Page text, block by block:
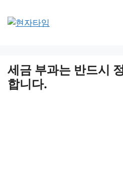
세금 부과는 반드시
합니다.